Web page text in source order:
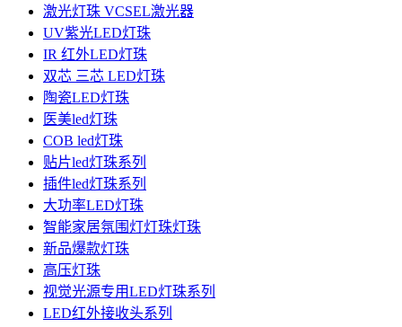
激光灯珠 VCSEL激光器
UV紫光LED灯珠
IR 红外LED灯珠
双芯 三芯 LED灯珠
陶瓷LED灯珠
医美led灯珠
COB led灯珠
贴片led灯珠系列
插件led灯珠系列
大功率LED灯珠
智能家居氛围灯灯珠灯珠
新品爆款灯珠
高压灯珠
视觉光源专用LED灯珠系列
LED红外接收头系列